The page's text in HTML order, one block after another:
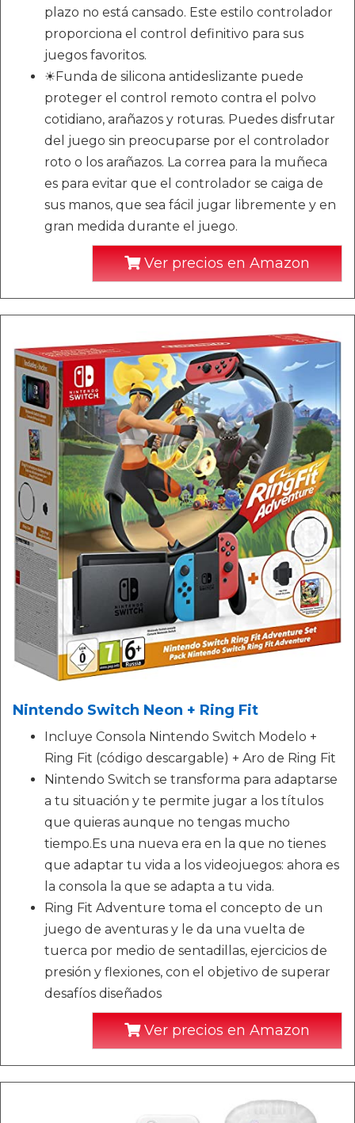
plazo no está cansado. Este estilo controlador
proporciona el control definitivo para sus
juegos favoritos.
☀Funda de silicona antideslizante puede
proteger el control remoto contra el polvo
cotidiano, arañazos y roturas. Puedes disfrutar
del juego sin preocuparse por el controlador
roto o los arañazos. La correa para la muñeca
es para evitar que el controlador se caiga de
sus manos, que sea fácil jugar libremente y en
gran medida durante el juego.
Ver precios en Amazon
Nintendo Switch Neon + Ring Fit
Incluye Consola Nintendo Switch Modelo +
Ring Fit (código descargable) + Aro de Ring Fit
Nintendo Switch se transforma para adaptarse
a tu situación y te permite jugar a los títulos
que quieras aunque no tengas mucho
tiempo.Es una nueva era en la que no tienes
que adaptar tu vida a los videojuegos: ahora es
la consola la que se adapta a tu vida.
Ring Fit Adventure toma el concepto de un
juego de aventuras y le da una vuelta de
tuerca por medio de sentadillas, ejercicios de
presión y flexiones, con el objetivo de superar
desafíos diseñados
Ver precios en Amazon